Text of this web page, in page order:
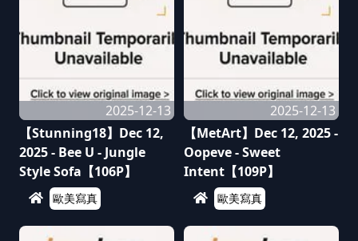
2025-12-13
【Stunning18】Dec 12,
2025 - Bee U - Jungle
Style Sofa【106P】
歐美寫真
2025-12-13
【MetArt】Dec 12, 2025 -
Oopeve - Sweet
Intent【109P】
歐美寫真